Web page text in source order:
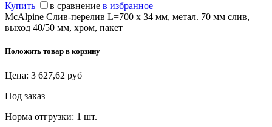
Купить в сравнение в избранное
McAlpine Слив-перелив L=700 х 34 мм, метал. 70 мм слив,
выход 40/50 мм, хром, пакет
Положить товар в корзину
Цена: 3 627,62 руб
Под заказ
Норма отгрузки: 1 шт.